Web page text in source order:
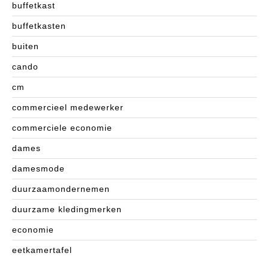
buffetkast
buffetkasten
buiten
cando
cm
commercieel medewerker
commerciele economie
dames
damesmode
duurzaamondernemen
duurzame kledingmerken
economie
eetkamertafel